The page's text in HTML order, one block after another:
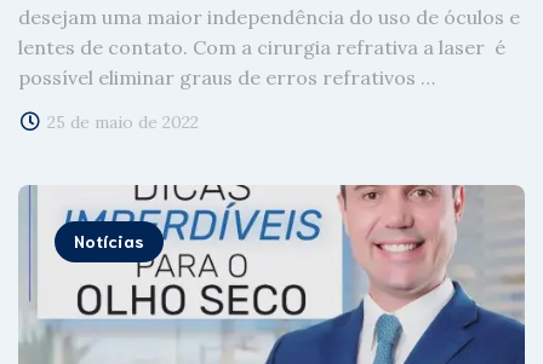
desejam uma maior independência do uso de óculos e
lentes de contato. Com a cirurgia refrativa a laser é
possível eliminar graus de erros refrativos …
25 de maio de 2022
Notícias